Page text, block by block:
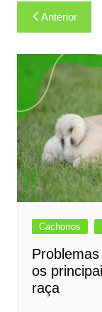
Navegação
de
Post
Anterior
Cachorros
os
raça